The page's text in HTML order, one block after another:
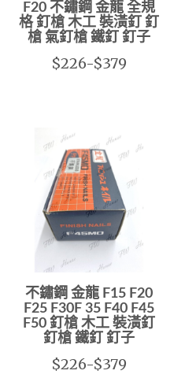
F20 不鏽鋼 金龍 全規
格 釘槍 木工 裝潢釘 釘
槍 氣釘槍 鐵釘 釘子
$226-$379
不鏽鋼 金龍 F15 F20
F25 F30F 35 F40 F45
F50 釘槍 木工 裝潢釘
釘槍 鐵釘 釘子
$226-$379